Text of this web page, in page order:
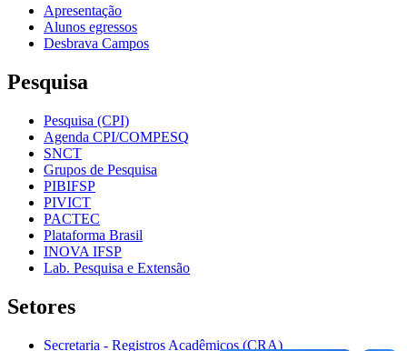
Apresentação
Alunos egressos
Desbrava Campos
Pesquisa
Pesquisa (CPI)
Agenda CPI/COMPESQ
SNCT
Grupos de Pesquisa
PIBIFSP
PIVICT
PACTEC
Plataforma Brasil
INOVA IFSP
Lab. Pesquisa e Extensão
Setores
Secretaria - Registros Acadêmicos (CRA)